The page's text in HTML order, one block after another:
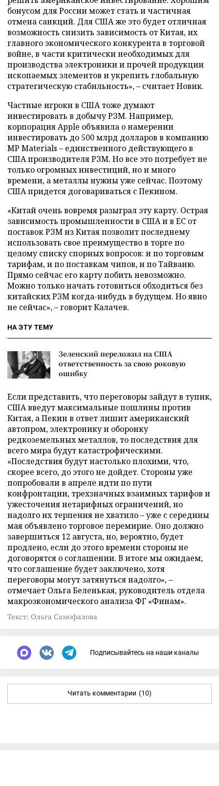
бонусом для России может стать и частичная
отмена санкций. Для США же это будет отличная
возможность снизить зависимость от Китая, их
главного экономического конкурента в торговой
войне, в части критически необходимых для
производства электроники и прочей продукции
ископаемых элементов и укрепить глобальную
стратегическую стабильность», – считает Новик.
Частные игроки в США тоже думают
инвестировать в добычу РЗМ. Например,
корпорация Apple объявила о намерении
инвестировать до 500 млрд долларов в компанию
MP Materials – единственного действующего в
США производителя РЗМ. Но все это потребует не
только огромных инвестиций, но и много
времени, а металлы нужны уже сейчас. Поэтому
США придется договариваться с Пекином.
«Китай очень вовремя разыграл эту карту. Острая
зависимость промышленности в США и в ЕС от
поставок РЗМ из Китая позволит последнему
использовать свое преимущество в торге по
целому списку спорных вопросов: и по торговым
тарифам, и по поставкам чипов, и по Тайваню.
Прямо сейчас его карту побить невозможно.
Можно только начать готовиться обходиться без
китайских РЗМ когда-нибудь в будущем. Но явно
не сейчас», – говорит Калачев.
НА ЭТУ ТЕМУ
Зеленский переложил на США
ответственность за свою роковую
ошибку
Если представить, что переговоры зайдут в тупик,
США введут максимальные пошлины против
Китая, а Пекин в ответ лишит американский
автопром, электронику и оборонку
редкоземельных металлов, то последствия для
всего мира будут катастрофическими.
«Последствия будут настолько плохими, что,
скорее всего, до этого не дойдет. Стороны уже
попробовали в апреле идти по пути
конфронтации, трехзначных взаимных тарифов и
ужесточения нетарифных ограничений, но
надолго их терпения не хватило – уже с середины
мая объявлено торговое перемирие. Оно должно
завершиться 12 августа, но, вероятно, будет
продлено, если до этого времени стороны не
договорятся о соглашении. В итоге мы ожидаем,
что соглашение будет заключено, хотя
переговоры могут затянуться надолго», –
отмечает Ольга Беленькая, руководитель отдела
макроэкономического анализа ФГ «Финам».
Текст: Ольга Самофалова
Подписывайтесь на наши каналы
Читать комментарии (10)